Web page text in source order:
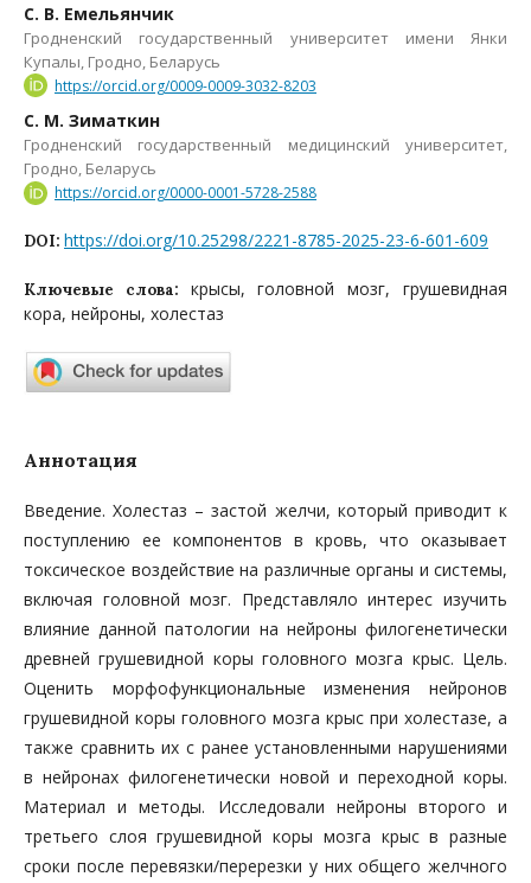
С. В. Емельянчик
Гродненский государственный университет имени Янки
Купалы, Гродно, Беларусь
https://orcid.org/0009-0009-3032-8203
С. М. Зиматкин
Гродненский государственный медицинский университет,
Гродно, Беларусь
https://orcid.org/0000-0001-5728-2588
DOI: https://doi.org/10.25298/2221-8785-2025-23-6-601-609
Ключевые слова: крысы, головной мозг, грушевидная
кора, нейроны, холестаз
Аннотация
Введение. Холестаз – застой желчи, который приводит к
поступлению ее компонентов в кровь, что оказывает
токсическое воздействие на различные органы и системы,
включая головной мозг. Представляло интерес изучить
влияние данной патологии на нейроны филогенетически
древней грушевидной коры головного мозга крыс. Цель.
Оценить морфофункциональные изменения нейронов
грушевидной коры головного мозга крыс при холестазе, а
также сравнить их с ранее установленными нарушениями
в нейронах филогенетически новой и переходной коры.
Материал и методы. Исследовали нейроны второго и
третьего слоя грушевидной коры мозга крыс в разные
сроки после перевязки/перерезки у них общего желчного